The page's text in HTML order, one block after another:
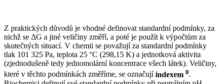
Z praktických důvodů je vhodné definovat standardní podmínky, za
nichž se ΔG a jiné veličiny změří, a poté je použít k výpočtům za
skutečných situací. V chemii se považují za standardní podmínky
tlak 101 325 Pa, teplota 25 °C (298,15 K) a jednotková aktivita
(zjednodušeně tedy jednomolární koncentrace všech látek). Veličiny,
které v těchto podmínkách změříme, se označují indexem 0.